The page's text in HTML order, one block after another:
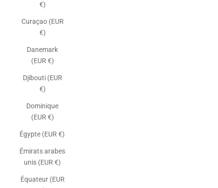
€)
Curaçao (EUR
€)
Danemark
(EUR €)
Djibouti (EUR
€)
Dominique
(EUR €)
Égypte (EUR €)
Émirats arabes
unis (EUR €)
Équateur (EUR